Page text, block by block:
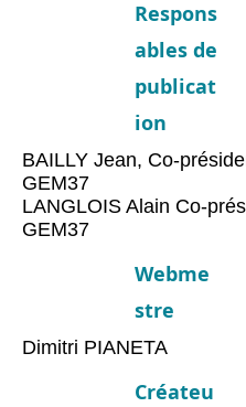
Respons
ables de
publicat
ion
BAILLY Jean, Co-
GEM37
LANGLOIS Alain Co-
GEM37
Webme
stre
Dimitri PIANETA
Créateu